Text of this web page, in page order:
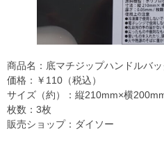
商品名：底マチジップハンドルバ
価格：￥110（税込）
サイズ（約）：縦210mm×横
枚数：3枚
販売ショップ：ダイソー